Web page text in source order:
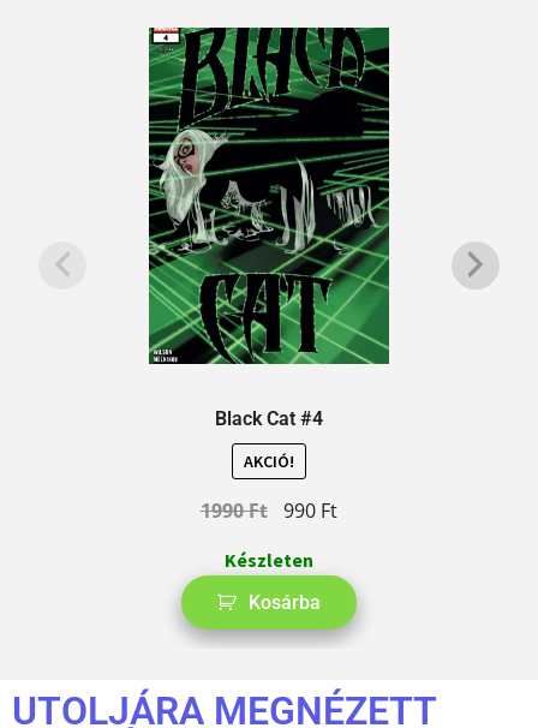
Black Cat #4
AKCIÓ!
1990Ft 990 Ft
Készleten
Kosárba
UTOLJÁRA MEGNÉZETT